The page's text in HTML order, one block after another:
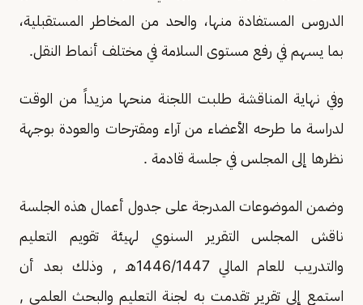
الدروس المستفادة منها، والحد من المخاطر المستقبلية،
بما يسهم في رفع مستوى السلامة في مختلف أنماط النقل.
وفي نهاية المناقشة طلبت اللجنة منحها مزيداً من الوقت
لدراسة ما طرحه الأعضاء من آراء ومقترحات والعودة بوجهة
نظرها إلى المجلس في جلسة قادمة .
وضمن الموضوعات المدرجة على جدول أعمال هذه الجلسة
ناقش المجلس التقرير السنوي لهيئة تقويم التعليم
والتدريب للعام المالي 1446/1447هـ , وذلك بعد أن
استمع إلى تقرير تقدمت به لجنة التعليم والبحث العلمي ,